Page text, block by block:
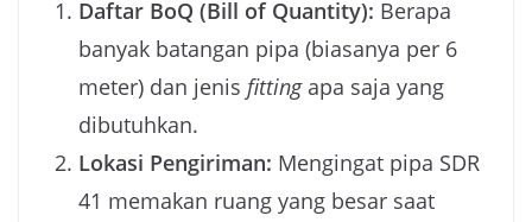
Daftar BoQ (Bill of Quantity): Berapa
banyak batangan pipa (biasanya per 6
meter) dan jenis fittingapa saja yang
dibutuhkan.
Lokasi Pengiriman: Mengingat pipa SDR
41 memakan ruang yang besar saat